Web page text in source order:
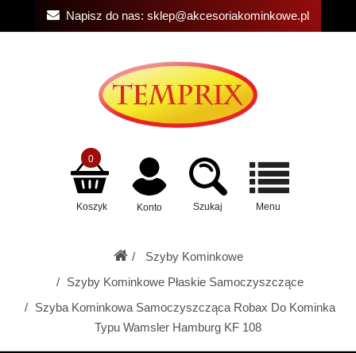
Napisz do nas: sklep@akcesoriakominkowe.pl
Koszyk
0
Konto Szukaj Menu
Szyby Kominkowe
Szyby Kominkowe Płaskie Samoczyszczące
Szyba Kominkowa Samoczyszcząca Robax Do Kominka
Typu Wamsler Hamburg KF 108